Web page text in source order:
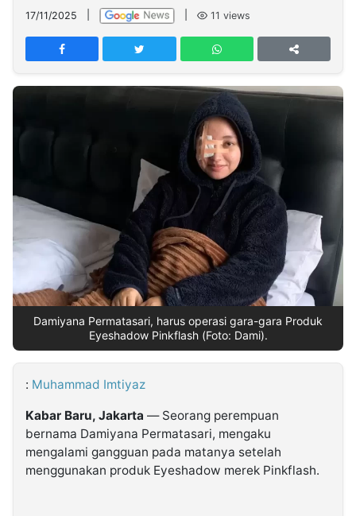
Network
PT
TREETAN
INDONESIA
NTB
Time
IDN
Jogja
Rakyat
News
Notice
Baru
Follow
Kabarbaru
Kabarbaru.co
17/11/2025 11 views
Damiyana Permatasari, harus operasi gara-gara Produk
Eyeshadow Pinkflash (Foto: Dami).
: Muhammad Imtiyaz
Kabar Baru, Jakarta — Seorang perempuan
bernama Damiyana Permatasari, mengaku
mengalami gangguan pada matanya setelah
menggunakan produk Eyeshadow merek Pinkflash.